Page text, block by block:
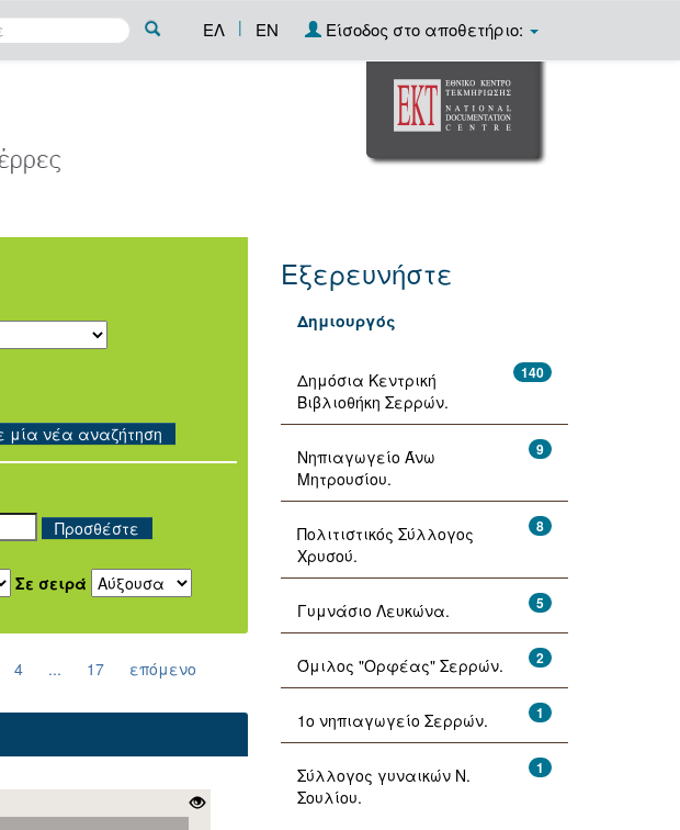
ΕΛ | EN Είσοδος στο αποθετήριο:
μία νέα αναζήτηση
Σε σειρά
4 ... 17 επόμενο
Εξερευνήστε
Δημιουργός
140
Δημόσια Κεντρική
Βιβλιοθήκη Σερρών.
9
Νηπιαγωγείο Άνω
Μητρουσίου.
8
Πολιτιστικός Σύλλογος
Χρυσού.
5
Γυμνάσιο Λευκώνα.
2
Όμιλος "Ορφέας" Σερρών.
1
1ο νηπιαγωγείο Σερρών.
1
Σύλλογος γυναικών Ν.
Σουλίου.